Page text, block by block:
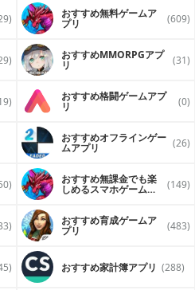
おすすめ無料ゲームア
プリ (609)
おすすめ MMORPGアプ
リ (31)
おすすめ格闘ゲームアプ
リ (0)
おすすめオフラインゲー
ムアプリ (26)
おすすめ無課金でも楽
しめるスマホゲームア (149)
おすすめ育成ゲームア
プリ (483)
おすすめ家計簿アプリ (288)